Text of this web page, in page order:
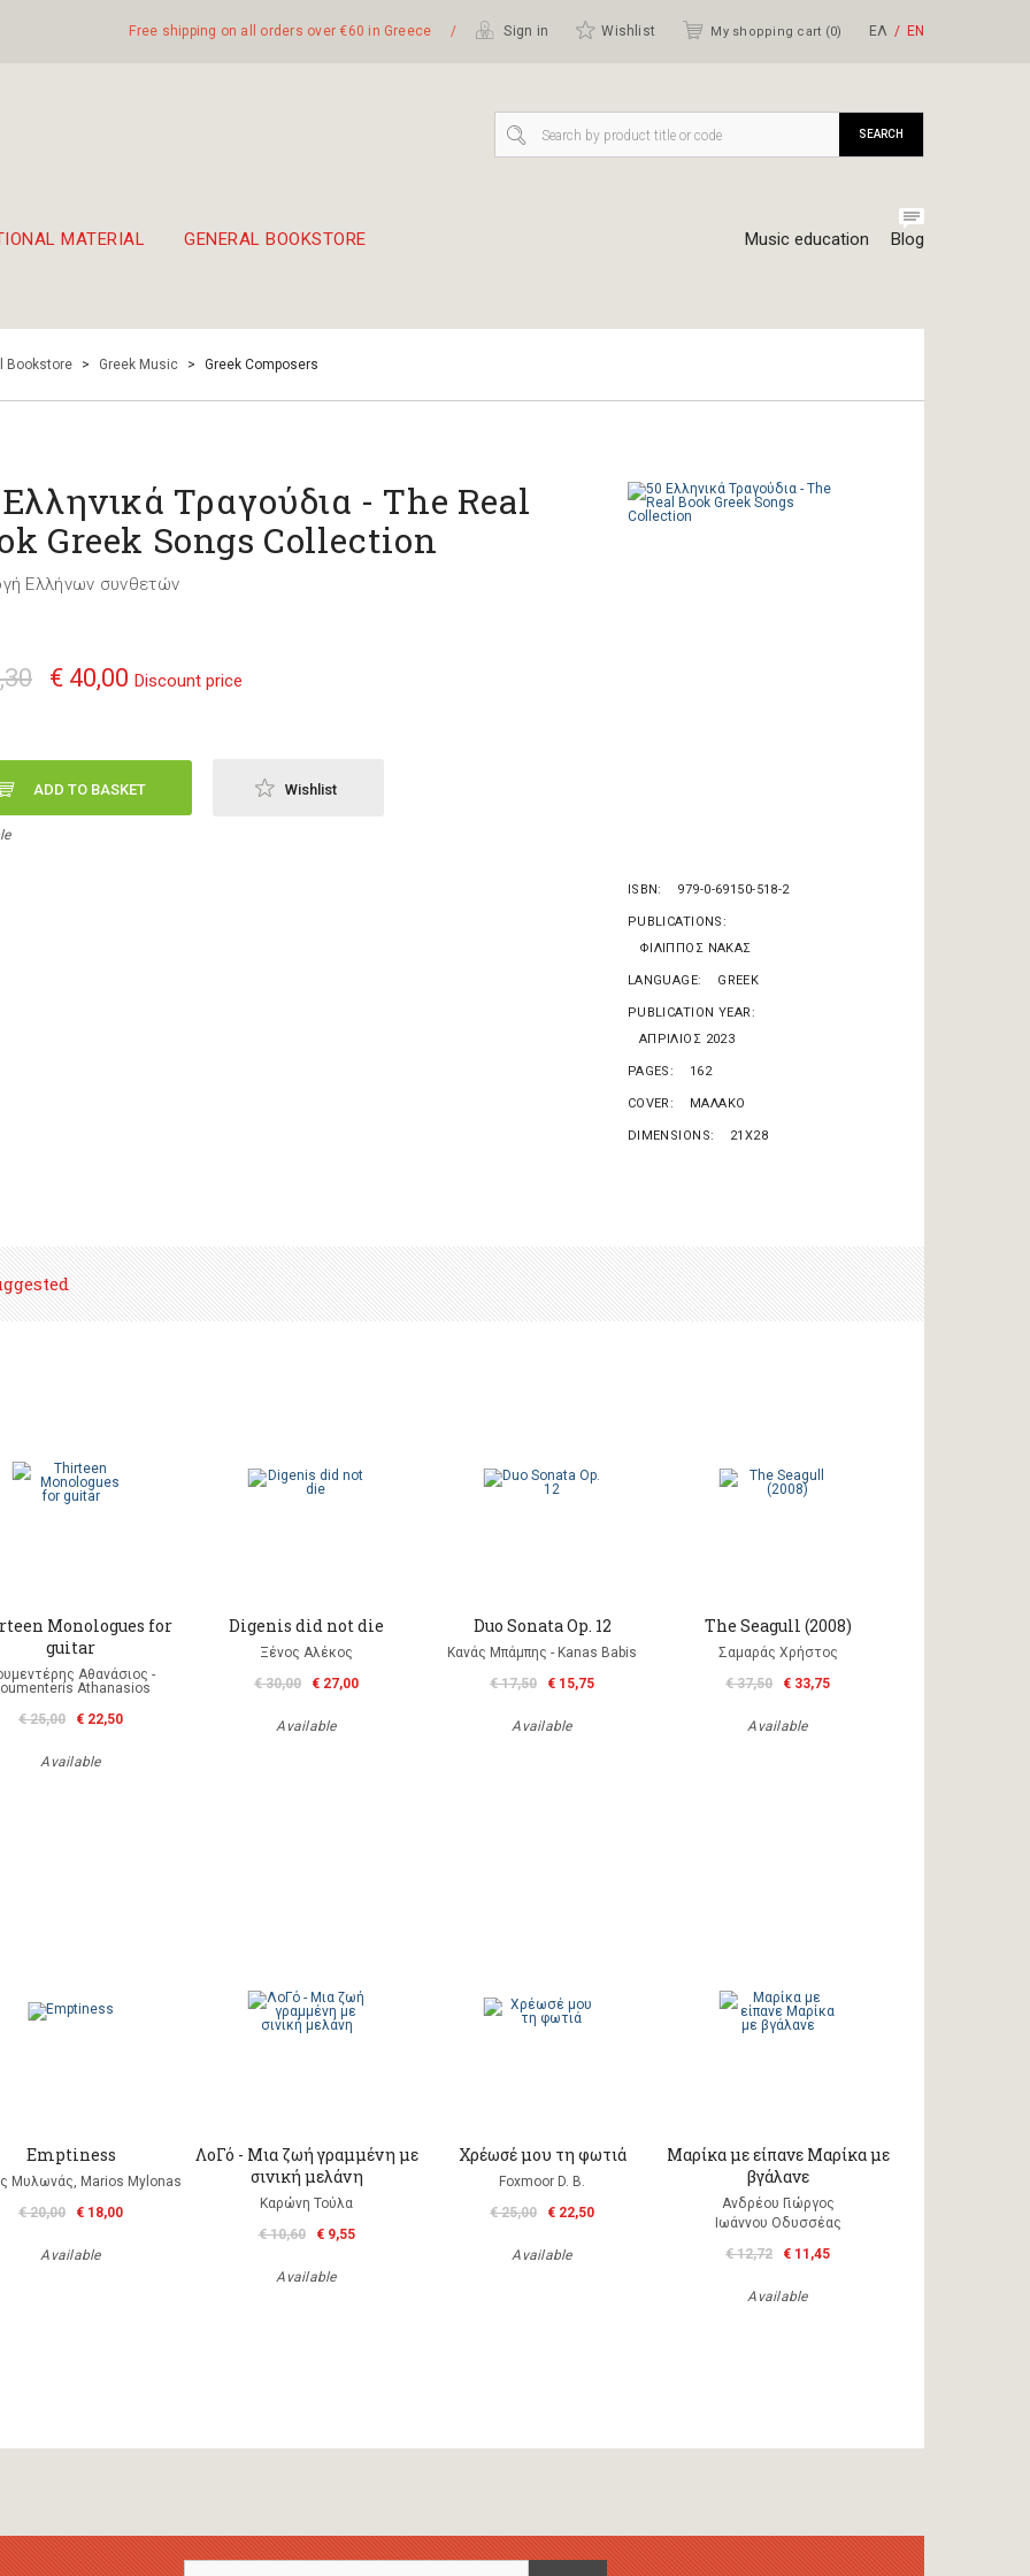
Free shipping on all orders over €60 in Greece / Sign in Wishlist My shopping cart (0) ΕΛ ΕΝ
MATERIAL GENERAL BOOKSTORE Music education Blog
SEARCH
Bookstore > Greek Music > Greek Composers
Τραγούδια - The Real
Greek Songs Collection
Ελλήνων συνθετών
€ 40,00 Discount price
ADD TO BASKET Wishlist
ISBN 979-0-69150-518-2
PUBLICATIONS
ΦΙΛΙΠΠΟΣ ΝΑΚΑΣ
LANGUAGE GREEK
PUBLICATION YEAR
ΑΠΡΙΛΙΟΣ 2023
PAGES 162
COVER ΜΑΛΑΚΟ
DIMENSIONS 21X28
Monologues for
guitar
Αθανάσιος -
Athanasios
€ 25,00
€ 22,50
Available
Digenis did not die
Ξένος Αλέκος
€ 30,00
€ 27,00
Available
Duo Sonata Op. 12
Κανάς Μπάμπης - Kanas Babis
€ 17,50
€ 15,75
Available
The Seagull (2008)
Σαμαράς Χρήστος
€ 37,50
€ 33,75
Available
Emptiness
Μυλωνάς, Marios Mylonas
€ 20,00
€ 18,00
Available
ΛοΓό - Μια ζωή γραμμένη με
σινική μελάνη
Καρώνη Τούλα
€ 10,60
€ 9,55
Available
Χρέωσέ μου τη φωτιά
Foxmoor D. B.
€ 25,00
€ 22,50
Available
Μαρίκα με είπανε Μαρίκα με
βγάλανε
Ανδρέου Γιώργος
Ιωάννου Οδυσσέας
€ 12,72
€ 11,45
Available